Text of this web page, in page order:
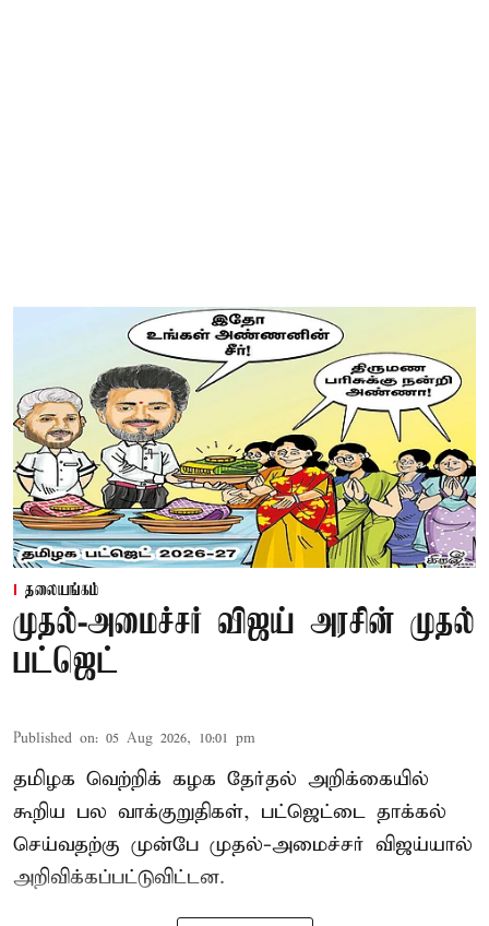
தலையங்கம்
முதல்-அமைச்சர் விஜய் அரசின் முதல்
பட்ஜெட்
Published on: 05 Aug 2026, 10:01 pm
தமிழக வெற்றிக் கழக தேர்தல் அறிக்கையில்
கூறிய பல வாக்குறுதிகள், பட்ஜெட்டை தாக்கல்
செய்வதற்கு முன்பே முதல்-அமைச்சர் விஜய்யால்
அறிவிக்கப்பட்டுவிட்டன.